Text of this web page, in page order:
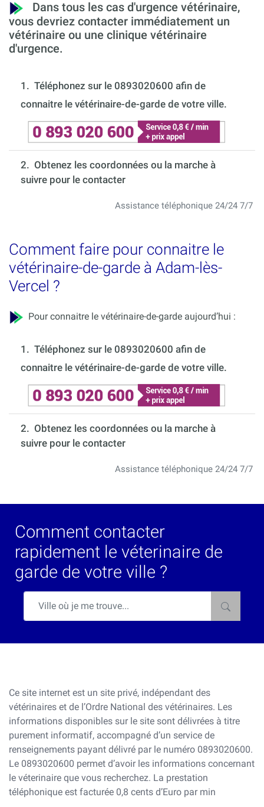
Dans tous les cas d'urgence vétérinaire,
vous devriez contacter immédiatement un
vétérinaire ou une clinique vétérinaire
d'urgence.
1. Téléphonez sur le 0893020600 afin de
connaitre le vétérinaire-de-garde de votre ville.
2. Obtenez les coordonnées ou la marche à
suivre pour le contacter
Assistance téléphonique 24/24 7/7
Comment faire pour connaitre le
vétérinaire-de-garde à Adam-lès-
Vercel ?
Pour connaitre le vétérinaire-de-garde aujourd’hui :
1. Téléphonez sur le 0893020600 afin de
connaitre le vétérinaire-de-garde de votre ville.
2. Obtenez les coordonnées ou la marche à
suivre pour le contacter
Assistance téléphonique 24/24 7/7
Comment contacter
rapidement le véterinaire de
garde de votre ville ?
Ce site internet est un site privé, indépendant des
vétérinaires et de l’Ordre National des vétérinaires. Les
informations disponibles sur le site sont délivrées à titre
purement informatif, accompagné d’un service de
renseignements payant délivré par le numéro 0893020600.
Le 0893020600 permet d’avoir les informations concernant
le véterinaire que vous recherchez. La prestation
téléphonique est facturée 0,8 cents d’Euro par min